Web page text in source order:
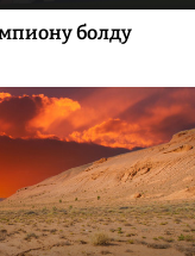
болду